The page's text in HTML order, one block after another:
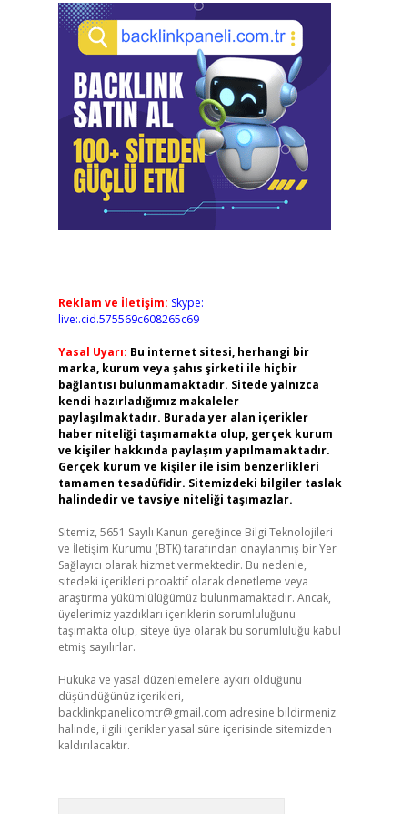
Reklam ve İletişim: Skype:
live:.cid.575569c608265c69
Yasal Uyarı: Bu internet sitesi, herhangi bir
marka, kurum veya şahıs şirketi ile hiçbir
bağlantısı bulunmamaktadır. Sitede yalnızca
kendi hazırladığımız makaleler
paylaşılmaktadır. Burada yer alan içerikler
haber niteliği taşımamakta olup, gerçek kurum
ve kişiler hakkında paylaşım yapılmamaktadır.
Gerçek kurum ve kişiler ile isim benzerlikleri
tamamen tesadüfidir. Sitemizdeki bilgiler taslak
halindedir ve tavsiye niteliği taşımazlar.
Sitemiz, 5651 Sayılı Kanun gereğince Bilgi Teknolojileri
ve İletişim Kurumu (BTK) tarafından onaylanmış bir Yer
Sağlayıcı olarak hizmet vermektedir. Bu nedenle,
sitedeki içerikleri proaktif olarak denetleme veya
araştırma yükümlülüğümüz bulunmamaktadır. Ancak,
üyelerimiz yazdıkları içeriklerin sorumluluğunu
taşımakta olup, siteye üye olarak bu sorumluluğu kabul
etmiş sayılırlar.
Hukuka ve yasal düzenlemelere aykırı olduğunu
düşündüğünüz içerikleri,
backlinkpanelicomtr@gmail.com adresine bildirmeniz
halinde, ilgili içerikler yasal süre içerisinde sitemizden
kaldırılacaktır.